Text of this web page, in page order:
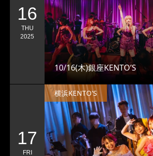
16
THU
2025
10/16(木)銀座KENTO’S
17
FRI
横浜KENTO'S